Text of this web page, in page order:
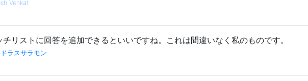
Venkat
チリストに回答を追加できるといいですね。これは間違いなく私のものです。
ラスサラモン